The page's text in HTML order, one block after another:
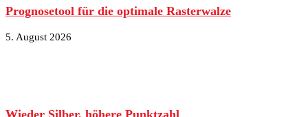
Prognosetool für die optimale Rasterwalze
5. August 2026
Wieder Silber, höhere Punktzahl